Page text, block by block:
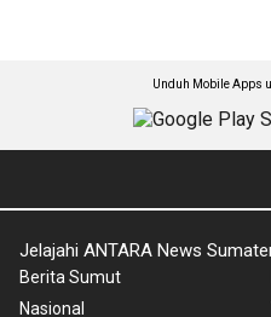
Unduh Mobile Apps
Jelajahi ANTARA News
Berita Sumut
Nasional